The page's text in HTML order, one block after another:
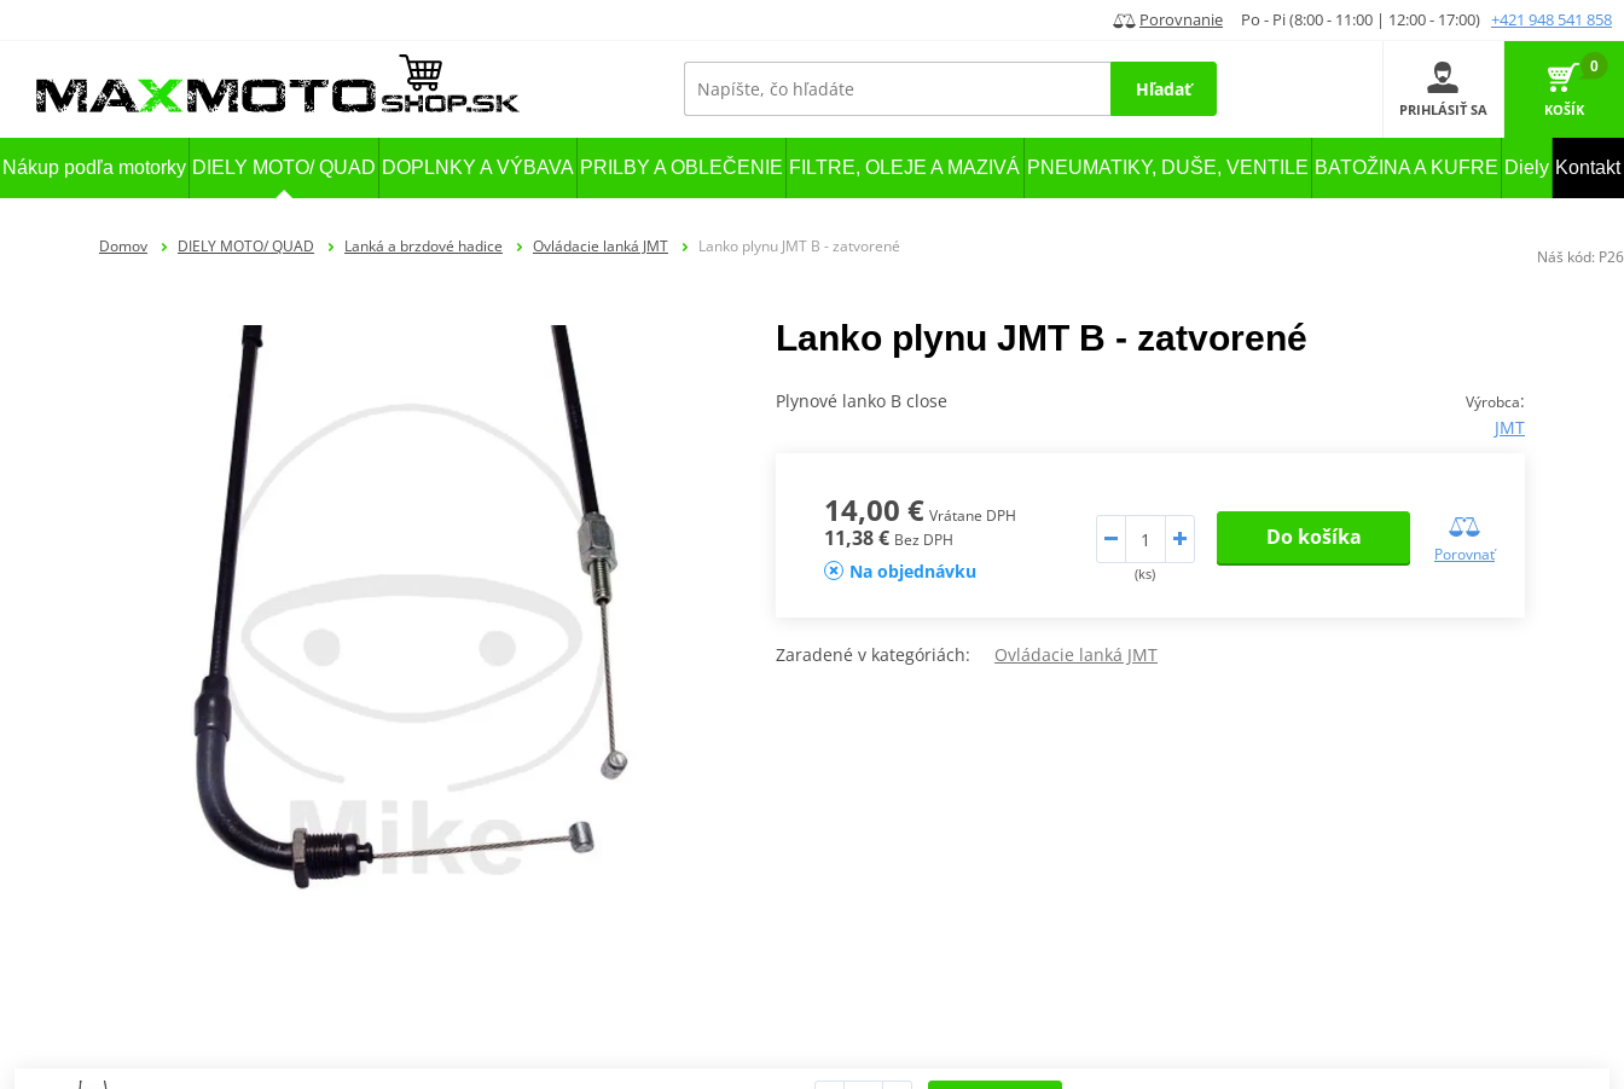
Porovnanie Po - Pi (8:00 - 11:00 | 12:00 - 17:00) +421 948 541 858
Hľadať
PRIHLÁSIŤ SA
0
KOŠÍK
Nákup podľa motorky DIELY MOTO/ QUAD DOPLNKY A VÝBAVA PRILBY A OBLEČENIE FILTRE, OLEJE A MAZIVÁ PNEUMATIKY, DUŠE, VENTILE BATOŽINA A KUFRE Diely Kontakt
Domov DIELY MOTO/ QUAD Lanká a brzdové hadice Ovládacie lanká JMT Lanko plynu JMT B - zatvorené
Lanko plynu JMT B - zatvorené
Výrobca:
JMT
Plynové lanko B close
14,00 € Vrátane DPH
11,38 € Bez DPH
Na objednávku (ks)
Do košíka
Porovnať
Zaradené v kategóriách: Ovládacie lanká JMT
Náš kód: P26